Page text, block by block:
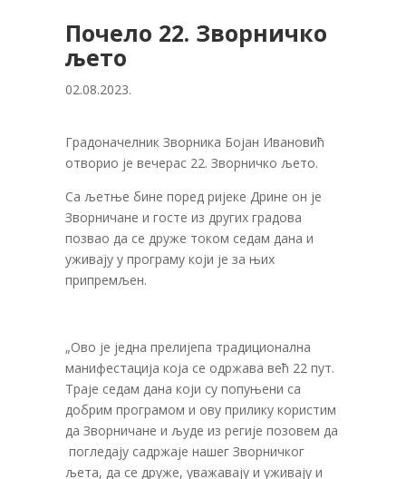
Почело 22. Зворничко
љето
02.08.2023.
Градоначелник Зворника Бојан Ивановић
отворио је вечерас 22. Зворничко љето.
Са љетње бине поред ријеке Дрине он је
Зворничане и госте из других градова
позвао да се друже током седам дана и
уживају у програму који је за њих
припремљен.
„Ово је једна прелијепа традиционална
манифестација која се одржава већ 22 пут.
Траје седам дана који су попуњени са
добрим програмом и ову прилику користим
да Зворничане и људе из регије позовем да
погледају садржаје нашег Зворничког
љета, да се друже, уважавају и уживају и